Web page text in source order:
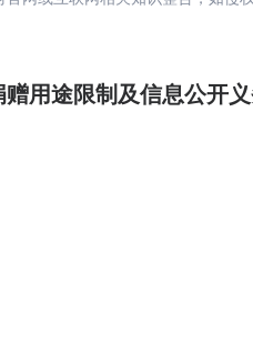
用途限制及信息公开义